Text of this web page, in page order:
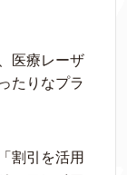
医療レーザ
たりなプラ
割引を活用